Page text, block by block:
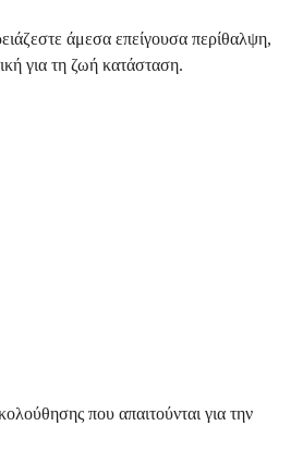
άμεσα επείγουσα περίθαλψη,
για τη ζωή κατάσταση.
που απαιτούνται για την